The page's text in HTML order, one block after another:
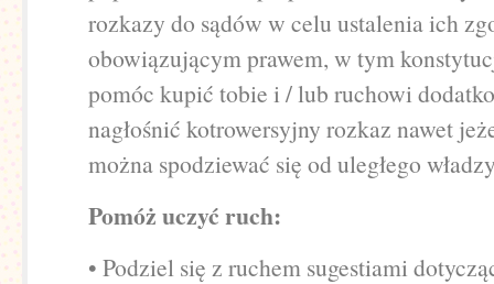
rozkazy do sądów w celu ustalenia ich
obowiązującym prawem, w tym
pomóc kupić tobie i / lub ruchowi
nagłośnić kotrowersyjny rozkaz nawet
można spodziewać się od uległego
Pomóż uczyć ruch:
• Podziel się z ruchem sugestiami